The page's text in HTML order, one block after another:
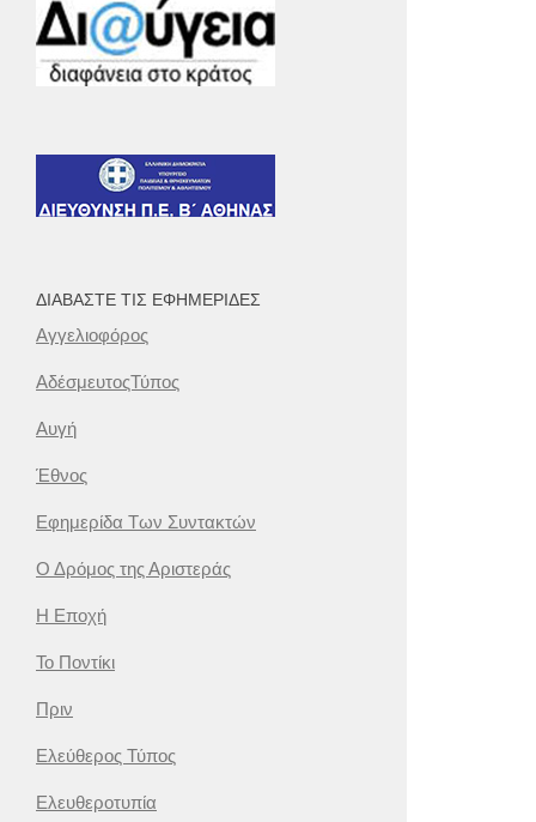
ΔΙΑΒΆΣΤΕ ΤΙΣ ΕΦΗΜΕΡΊΔΕΣ
Αγγελιοφόρος
ΑδέσμευτοςΤύπος
Αυγή
Έθνος
Εφημερίδα Των Συντακτών
Ο Δρόμος της Αριστεράς
Η Εποχή
Το Ποντίκι
Πριν
Ελεύθερος Τύπος
Ελευθεροτυπία